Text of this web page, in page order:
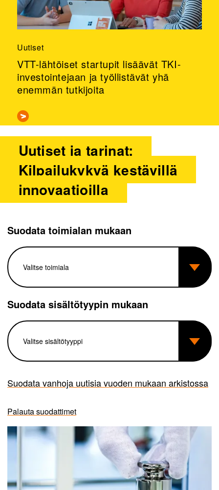
Uutiset
VTT-lähtöiset startupit lisäävät TKI-
investointejaan ja työllistävät yhä
enemmän tutkijoita
Uutiset ja tarinat:
Kilpailukykyä kestävillä
innovaatioilla
Suodata toimialan mukaan
Suodata sisältötyypin mukaan
Suodata vanhoja uutisia vuoden mukaan arkistossa
Palauta suodattimet